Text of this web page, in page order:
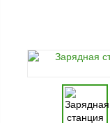
Погружные
Запасные части к
ТРК и ГРК